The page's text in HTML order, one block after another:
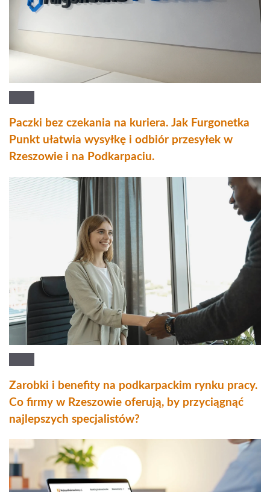
Paczki bez czekania na kuriera. Jak Furgonetka
Punkt ułatwia wysyłkę i odbiór przesyłek w
Rzeszowie i na Podkarpaciu.
Zarobki i benefity na podkarpackim rynku pracy.
Co firmy w Rzeszowie oferują, by przyciągnąć
najlepszych specjalistów?